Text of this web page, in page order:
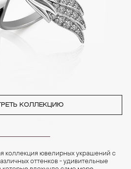
Также высокую влажность плохо
малахит и янтарь.
рекомендуют чистить украшения не
а также регулярно протирать их
КОЛЛЕКЦИЮ
коллекция ювелирных украшений с
оттенков - удивительные